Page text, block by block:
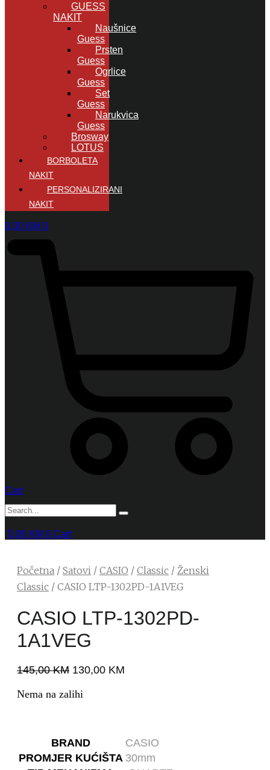
GUESS
NAKIT
Naušnice
Guess
Prsten
Guess
Ogrlice
Guess
Set
Guess
Narukvica
Guess
Brosway
LOTUS
BORBOLETA
NAKIT
PERSONALIZIRANI
NAKIT
0,00 KM 0
Cart
0,00 KM 0 Cart
Početna / Satovi / CASIO / Classic / Ženski
Classic / CASIO LTP-1302PD-1A1VEG
CASIO LTP-1302PD-
1A1VEG
145,00KM 130,00 KM
Nema na zalihi
BRAND
CASIO
PROMJER KUĆIŠTA 30mm